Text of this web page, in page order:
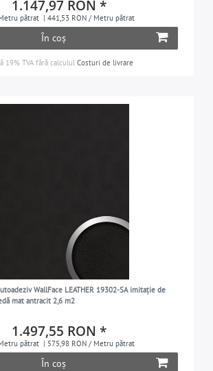
1.147,97 RON *
pătrat | 441,53 RON / Metru pătrat
În coș
19% TVAfără calculul Costuri de livrare
WallFace LEATHER 19302-SA imitație de
mat antracit 2,6 m2
1.497,55 RON *
pătrat | 575,98 RON / Metru pătrat
În coș